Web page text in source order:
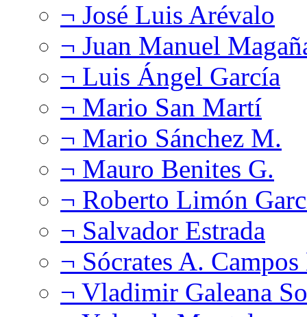
¬ José Luis Arévalo
¬ Juan Manuel
¬ Luis Ángel García
¬ Mario San Martí
¬ Mario Sánchez M.
¬ Mauro Benites G.
¬ Roberto Limón
¬ Salvador Estrada
¬ Sócrates A.
¬ Vladimir Galeana